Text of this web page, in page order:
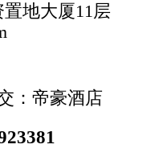
地大厦11层
：帝豪酒店